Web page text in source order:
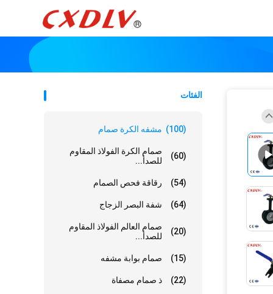
الفئات
مشفه الكرة صمام (100)
صمام الكرة الفولاذ المقاوم
للصدأ...
(60)
رقاقة فحص الصمام (54)
شفة البصر الزجاج (64)
صمام العالم الفولاذ المقاوم
للصدأ...
(20)
صمام بوابة مشفه (15)
ذ صمام مصفاة (22)